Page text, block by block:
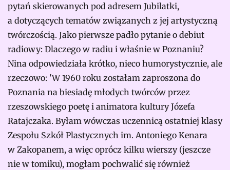
pytań skierowanych pod adresem Jubilatki,
a dotyczących tematów związanych z jej artystyczną
twórczością. Jako pierwsze padło pytanie o debiut
radiowy: Dlaczego w radiu i właśnie w Poznaniu?
Nina odpowiedziała krótko, nieco humorystycznie, ale
rzeczowo: 'W 1960 roku zostałam zaproszona do
Poznania na biesiadę młodych twórców przez
rzeszowskiego poetę i animatora kultury Józefa
Ratajczaka. Byłam wówczas uczennicą ostatniej klasy
Zespołu Szkół Plastycznych im. Antoniego Kenara
w Zakopanem, a więc oprócz kilku wierszy (jeszcze
nie w tomiku), mogłam pochwalić się również